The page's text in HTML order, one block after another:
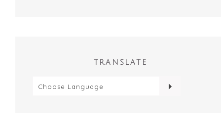
TRANSLATE